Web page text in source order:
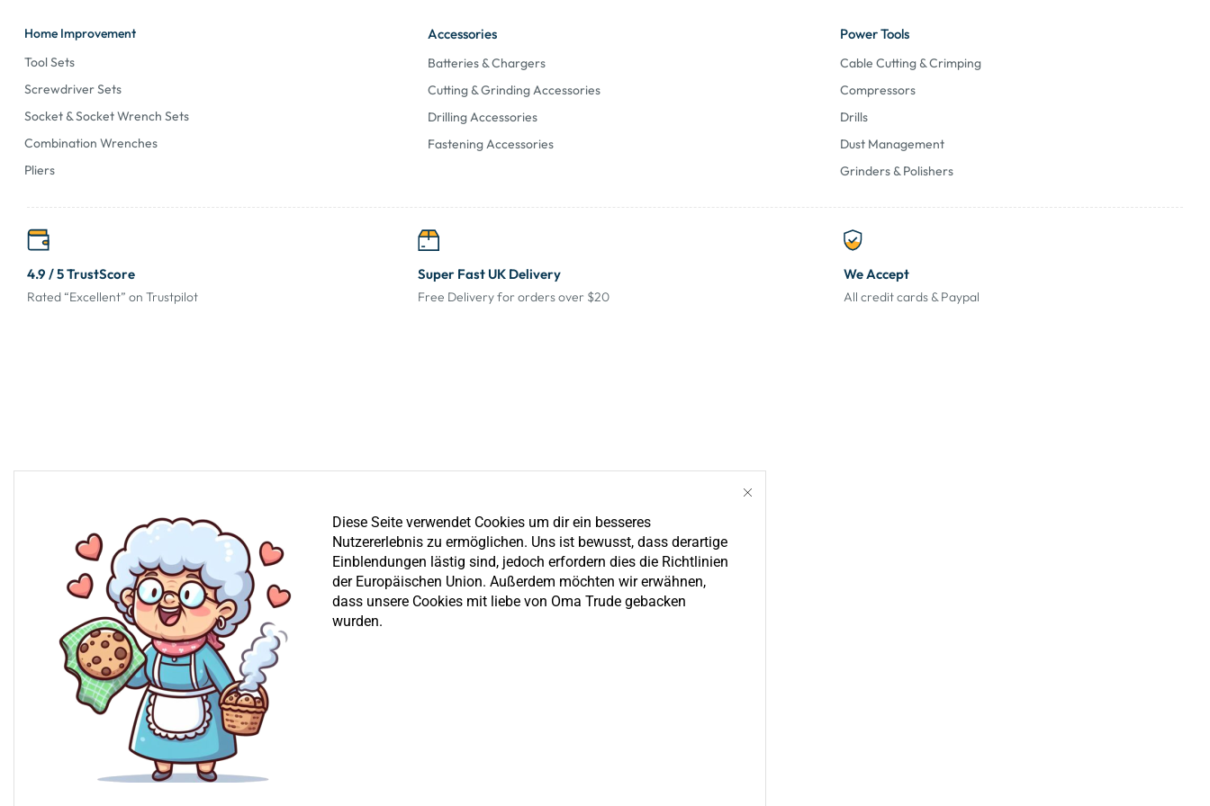
Home Improvement
Tool Sets
Screwdriver Sets
Socket & Socket Wrench Sets
Combination Wrenches
Pliers
Accessories
Batteries & Chargers
Cutting & Grinding Accessories
Drilling Accessories
Fastening Accessories
Power Tools
Cable Cutting & Crimping
Compressors
Drills
Dust Management
Grinders & Polishers
4.9 / 5 TrustScore
Rated “Excellent” on Trustpilot
Super Fast UK Delivery
Free Delivery for orders over $20
We Accept
All credit cards & Paypal
Diese Seite verwendet Cookies um dir ein besseres
Nutzererlebnis zu ermöglichen. Uns ist bewusst, dass derartige
Einblendungen lästig sind, jedoch erfordern dies die Richtlinien
der Europäischen Union. Außerdem möchten wir erwähnen,
dass unsere Cookies mit liebe von Oma Trude gebacken
wurden.